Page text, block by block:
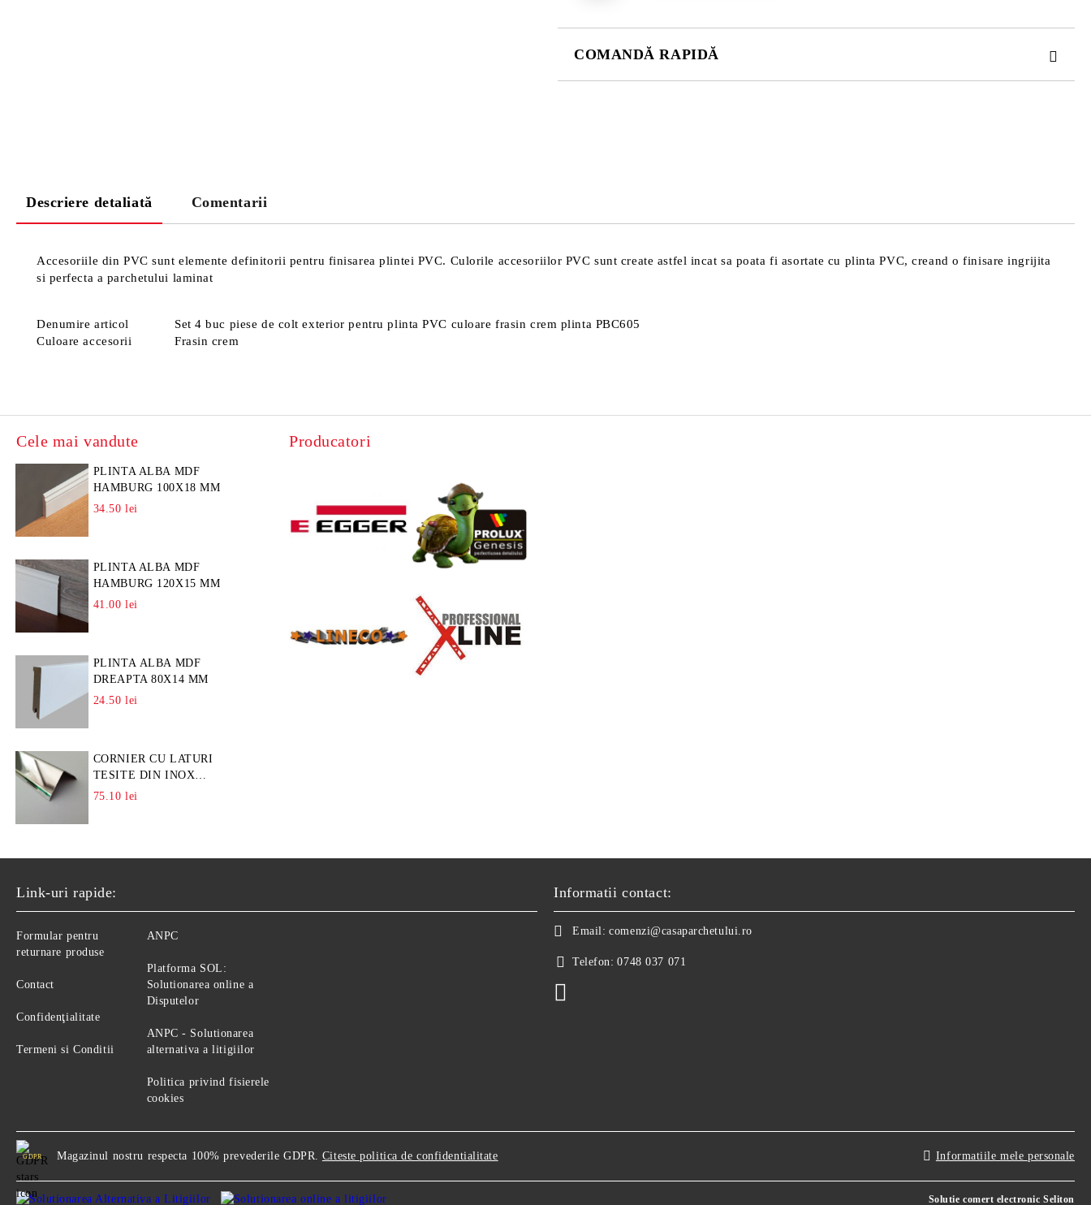
COMANDĂ RAPIDĂ
Descriere detaliată Comentarii
Accesoriile din PVC sunt elemente definitorii pentru finisarea plintei PVC. Culorile accesoriilor PVC sunt create astfel incat sa poata fi asortate cu plinta PVC, creand o finisare ingrijita
si perfecta a parchetului laminat
Denumire articol
Set 4 buc piese de colt exterior pentru plinta PVC culoare frasin crem plinta PBC605
Culoare accesorii
Frasin crem
Cele mai vandute
PLINTA ALBA MDF
HAMBURG 100X18 MM
34.50 lei
PLINTA ALBA MDF
HAMBURG 120X15 MM
41.00 lei
PLINTA ALBA MDF
DREAPTA 80X14 MM
24.50 lei
CORNIER CU LATURI
TESITE DIN INOX
L=A=25MM
75.10 lei
Producatori
Link-uri rapide:
Formular pentru
returnare produse
Contact
Confidenţialitate
Termeni si Conditii
ANPC
Platforma SOL:
Solutionarea online a
Disputelor
ANPC - Solutionarea
alternativa a litigiilor
Politica privind fisierele
cookies
Informatii contact:
Email: comenzi@casaparchetului.ro
Telefon: 0748 037 071
GDPR Magazinul nostru respecta 100% prevederile GDPR. Citeste politica de confidentialitate Informatiile mele personale
Solutie comert electronic Seliton